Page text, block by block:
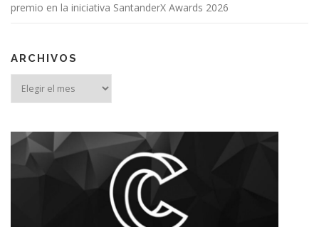
premio en la iniciativa SantanderX Awards 2026
ARCHIVOS